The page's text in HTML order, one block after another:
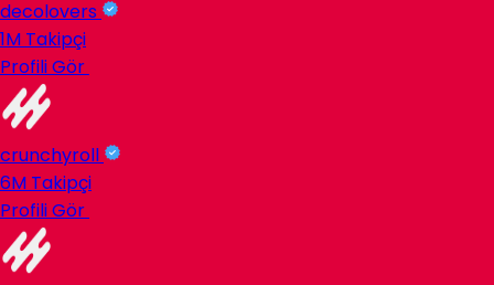
decolovers
1M Takipçi
Profili Gör
crunchyroll
6M Takipçi
Profili Gör